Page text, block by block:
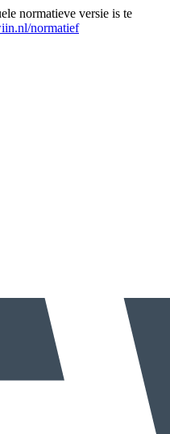
normatieve versie is te
normatief